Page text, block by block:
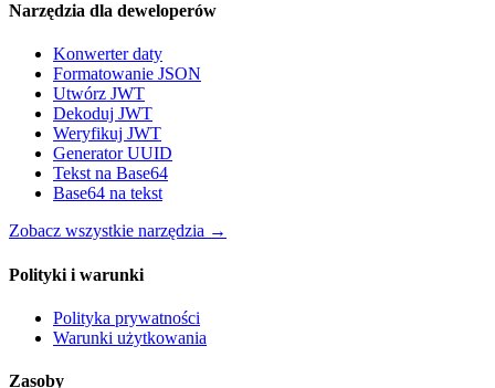
Narzędzia dla deweloperów
Konwerter daty
Formatowanie JSON
Utwórz JWT
Dekoduj JWT
Weryfikuj JWT
Generator UUID
Tekst na Base64
Base64 na tekst
Zobacz wszystkie narzędzia →
Polityki i warunki
Polityka prywatności
Warunki użytkowania
Zasoby